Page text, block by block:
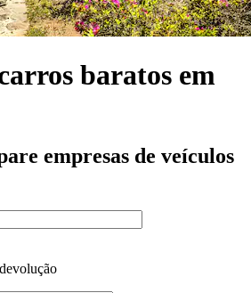
baratos em
empresas de veículos